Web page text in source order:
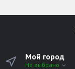
Мой город
Не выбрано